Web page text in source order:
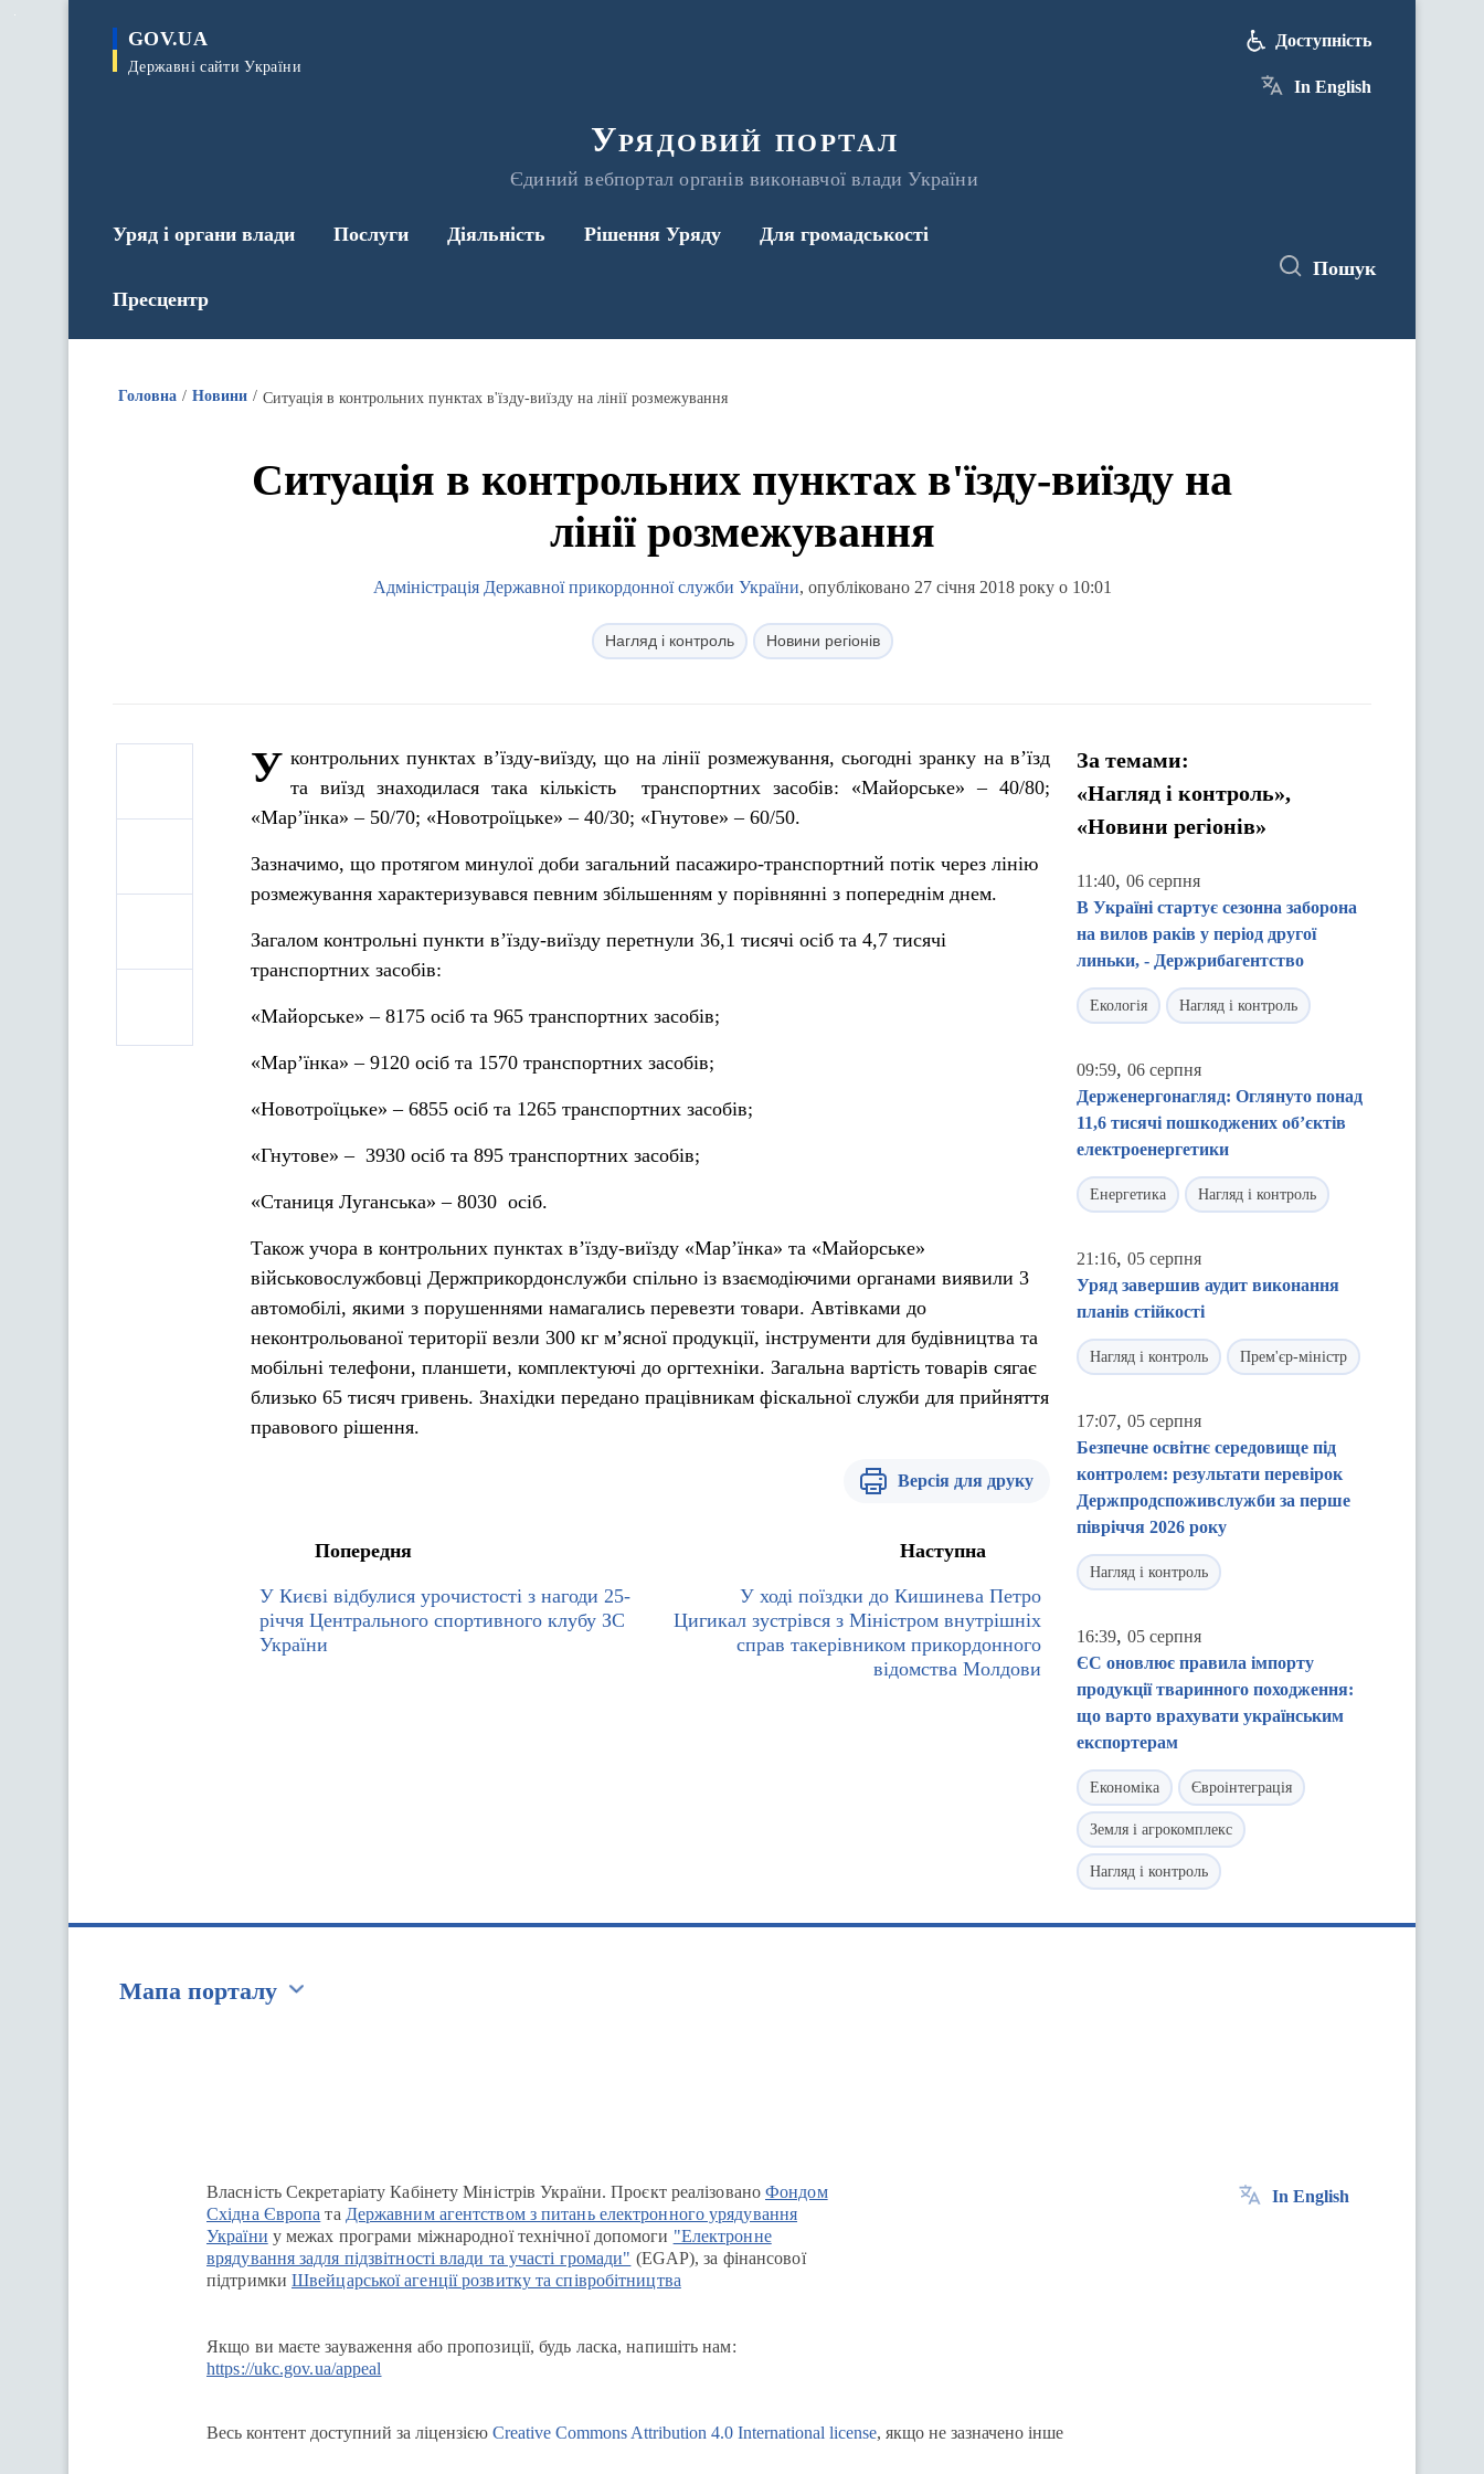
GOV.UA
Державні сайти України
Урядовий портал
Єдиний вебпортал органів виконавчої влади України
Доступність
In English
Уряд і органи влади Послуги Діяльність Рішення Уряду Для громадськості
Пресцентр
Пошук
Головна Новини Ситуація в контрольних пунктах в'їзду-виїзду на лінії розмежування
Ситуація в контрольних пунктах в'їзду-виїзду на
лінії розмежування
Адміністрація Державної прикордонної служби України, опубліковано 27 січня 2018 року о 10:01
Нагляд і контроль Новини регіонів
У контрольних пунктах в’їзду-виїзду, що на лінії розмежування, сьогодні зранку на в’їзд
та виїзд знаходилася така кількість транспортних засобів: «Майорське» – 40/80;
«Мар’їнка» – 50/70; «Новотроїцьке» – 40/30; «Гнутове» – 60/50.
Зазначимо, що протягом минулої доби загальний пасажиро-транспортний потік через лінію
розмежування характеризувався певним збільшенням у порівнянні з попереднім днем.
Загалом контрольні пункти в’їзду-виїзду перетнули 36,1 тисячі осіб та 4,7 тисячі
транспортних засобів:
«Майорське» – 8175 осіб та 965 транспортних засобів;
«Мар’їнка» – 9120 осіб та 1570 транспортних засобів;
«Новотроїцьке» – 6855 осіб та 1265 транспортних засобів;
«Гнутове» – 3930 осіб та 895 транспортних засобів;
«Станиця Луганська» – 8030 осіб.
Також учора в контрольних пунктах в’їзду-виїзду «Мар’їнка» та «Майорське»
військовослужбовці Держприкордонслужби спільно із взаємодіючими органами виявили 3
автомобілі, якими з порушеннями намагались перевезти товари. Автівками до
неконтрольованої території везли 300 кг м’ясної продукції, інструменти для будівництва та
мобільні телефони, планшети, комплектуючі до оргтехніки. Загальна вартість товарів сягає
близько 65 тисяч гривень. Знахідки передано працівникам фіскальної служби для прийняття
правового рішення.
Версія для друку
Попередня
У Києві відбулися урочистості з нагоди 25-
річчя Центрального спортивного клубу ЗС
України
Наступна
У ході поїздки до Кишинева Петро
Цигикал зустрівся з Міністром внутрішніх
справ такерівником прикордонного
відомства Молдови
За темами:
«Нагляд і контроль»,
«Новини регіонів»
11:40, 06 серпня
В Україні стартує сезонна заборона
на вилов раків у період другої
линьки, - Держрибагентство
Екологія Нагляд і контроль
09:59, 06 серпня
Держенергонагляд: Оглянуто понад
11,6 тисячі пошкоджених об’єктів
електроенергетики
Енергетика Нагляд і контроль
21:16, 05 серпня
Уряд завершив аудит виконання
планів стійкості
Нагляд і контроль Прем'єр-міністр
17:07, 05 серпня
Безпечне освітнє середовище під
контролем: результати перевірок
Держпродспоживслужби за перше
півріччя 2026 року
Нагляд і контроль
16:39, 05 серпня
ЄС оновлює правила імпорту
продукції тваринного походження:
що варто врахувати українським
експортерам
Економіка Євроінтеграція
Земля і агрокомплекс
Нагляд і контроль
Мапа порталу
Власність Секретаріату Кабінету Міністрів України. Проєкт реалізованоФондом
Східна Європа та Державним агентством з питань електронного урядування
України у межах програми міжнародної технічної допомоги "Електронне
врядування задля підзвітності влади та участі громади" (EGAP), за фінансової
підтримки Швейцарської агенції розвитку та співробітництва
Якщо ви маєте зауваження або пропозиції, будь ласка, напишіть нам:
https://ukc.gov.ua/appeal
In English
Весь контент доступний за ліцензією Creative Commons Attribution 4.0 International license, якщо не зазначено інше